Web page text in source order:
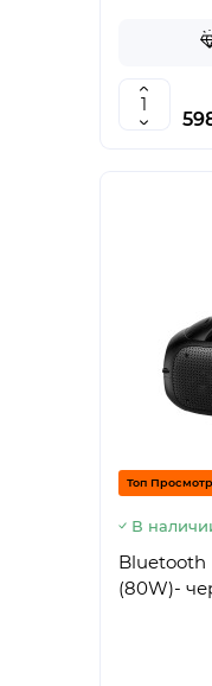
Топ
В
Bluetooth
(80W)-